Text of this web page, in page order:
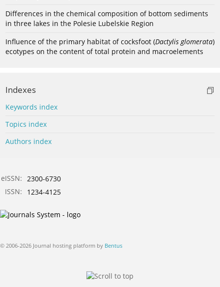
Differences in the chemical composition of bottom sediments
in three lakes in the Polesie Lubelskie Region
Influence of the primary habitat of cocksfoot (Dactylis glomerata)
ecotypes on the content of total protein and macroelements
Indexes
Keywords index
Topics index
Authors index
eISSN: 2300-6730
ISSN:
1234-4125
© 2006-2026 Journal hosting platform by Bentus